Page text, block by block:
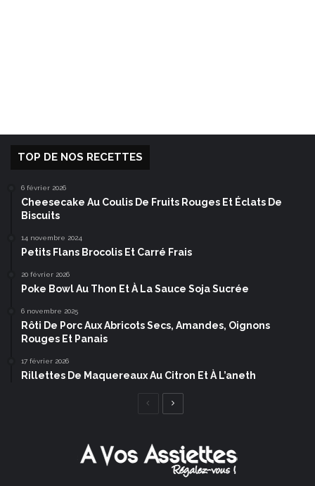
TOP DE NOS RECETTES
6 février 2026
Cheesecake Au Coulis De Fruits Rouges Et Éclats De
Biscuits
14 novembre 2024
Petits Flans Brocolis Et Carré Frais
20 février 2026
Poke Bowl Au Thon Et À La Sauce Soja Sucrée
6 novembre 2025
Rôti De Porc Aux Abricots Secs, Amandes, Oignons
Rouges Et Panais
17 février 2026
Rillettes De Maquereaux Au Citron Et À L’aneth
Page